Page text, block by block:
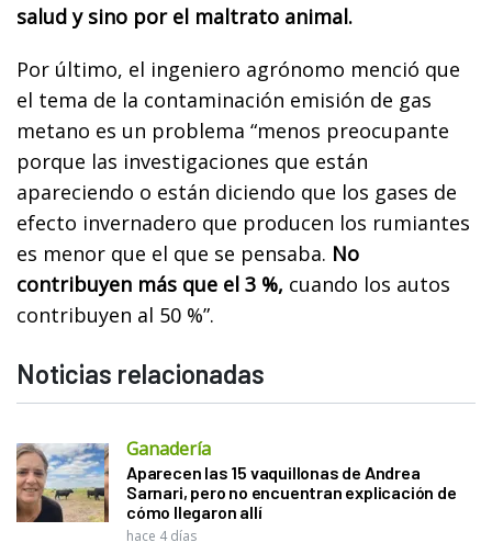
salud y sino por el maltrato animal.
Por último, el ingeniero agrónomo menció que
el tema de la contaminación emisión de gas
metano es un problema “menos preocupante
porque las investigaciones que están
apareciendo o están diciendo que los gases de
efecto invernadero que producen los rumiantes
es menor que el que se pensaba. No
contribuyen más que el 3 %, cuando los autos
contribuyen al 50 %”.
Noticias relacionadas
Ganadería
Aparecen las 15 vaquillonas de Andrea
Sarnari, pero no encuentran explicación de
cómo llegaron allí
hace 4 días